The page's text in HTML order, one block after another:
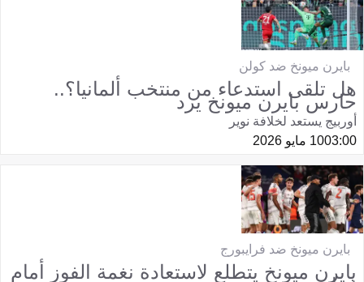
بايرن ميونخ ضد كولن
هل تلقى استدعاء من منتخب ألمانيا؟..
حارس بايرن ميونخ يرد
أوربيج يستعد لخلافة نوير
03:0010 مايو 2026
بايرن ميونخ ضد فرايبورج
بايرن ميونخ يتطلع لاستعادة نغمة الفوز أمام